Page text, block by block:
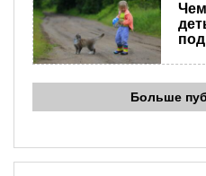
Чем
Больше